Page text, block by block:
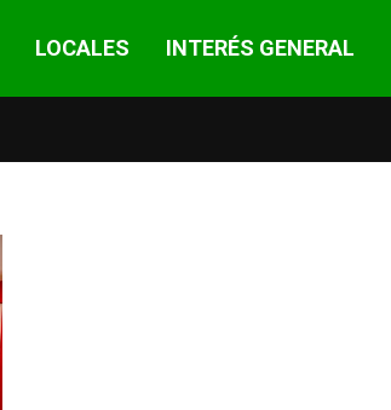
LOCALES INTERÉS GENERAL